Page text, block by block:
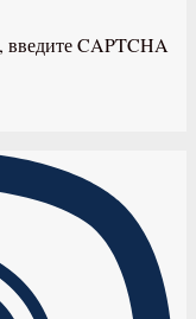
введите CAPTCHA